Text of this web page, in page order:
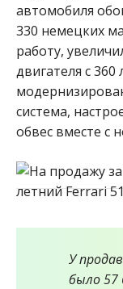
автомобиля
330 немецких
работу,
двигателя с 360
система,
обвес вместе с
У
было 57